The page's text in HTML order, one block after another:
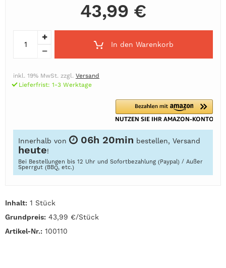
Inhalt: 1 Stück
Grundpreis: 43,99 €/Stück
Artikel-Nr.: 100110
43,99 €
In den Warenkorb
inkl. 19% MwSt. zzgl. Versand
Lieferfrist: 1-3 Werktage
Innerhalb von 06h 20min bestellen, Versand
heute!
Bei Bestellungen bis 12 Uhr und Sofortbezahlung (Paypal) / Außer
Sperrgut (BBQ, etc.)